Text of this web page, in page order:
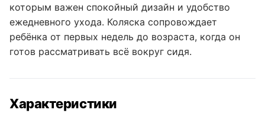
которым важен спокойный дизайн и удобство
ежедневного ухода. Коляска сопровождает
ребёнка от первых недель до возраста, когда он
готов рассматривать всё вокруг сидя.
Характеристики